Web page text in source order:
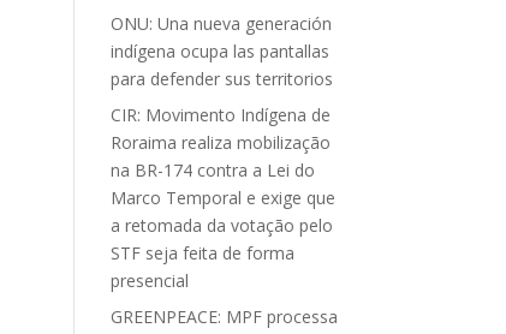
ONU: Una nueva generación
indígena ocupa las pantallas
para defender sus territorios
CIR: Movimento Indígena de
Roraima realiza mobilização
na BR-174 contra a Lei do
Marco Temporal e exige que
a retomada da votação pelo
STF seja feita de forma
presencial
GREENPEACE: MPF processa